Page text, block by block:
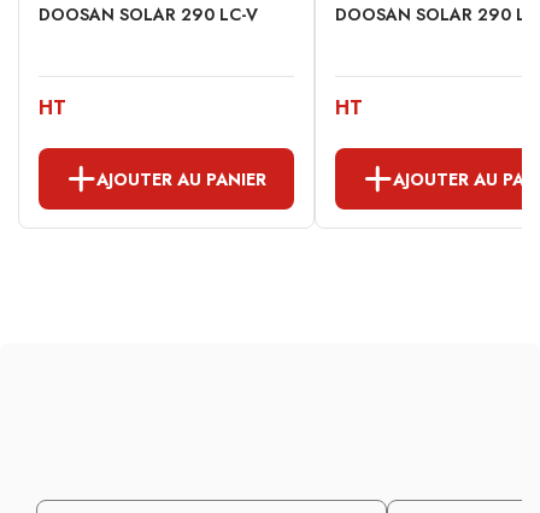
DOOSAN SOLAR 290 LC-V
HT
AJOUTER AU PANIER
DOOSAN SOLAR 290
HT
AJOUTER AU